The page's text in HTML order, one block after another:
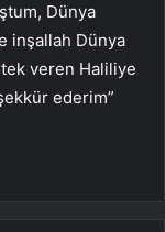
Dünya
inşallah Dünya
veren Haliliye
ederim”